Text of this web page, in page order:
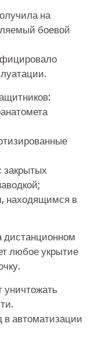
на
боевой
закрытых
находящимся в
дистанционном
любое укрытие
уничтожать
автоматизации